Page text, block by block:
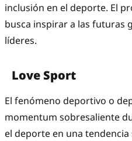
inclusión en el deporte. El
busca inspirar a las futuras
líderes.
Love Sport
El fenómeno deportivo o
momentum sobresaliente
el deporte en una tendencia